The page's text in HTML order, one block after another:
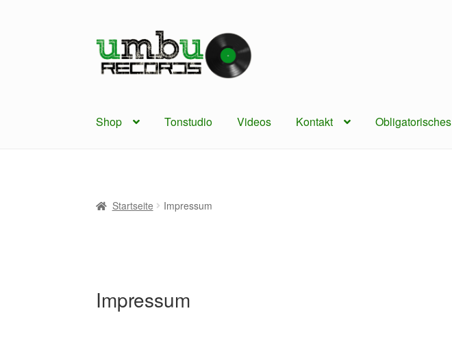
Zur
Navigation
springen
Zum
Inhalt
springen
Shop Tonstudio Videos Kontakt Obligatorisches
Startseite Impressum
Impressum